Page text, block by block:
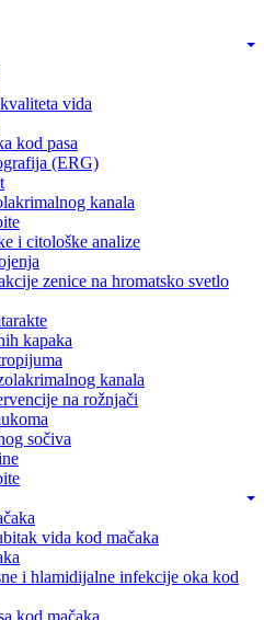
vida
kod pasa
(ERG)
kanala
i citološke analize
zenice na hromatsko svetlo
kapaka
kanala
na rožnjači
sočiva
vida kod mačaka
i hlamidijalne infekcije oka kod
kod mačaka